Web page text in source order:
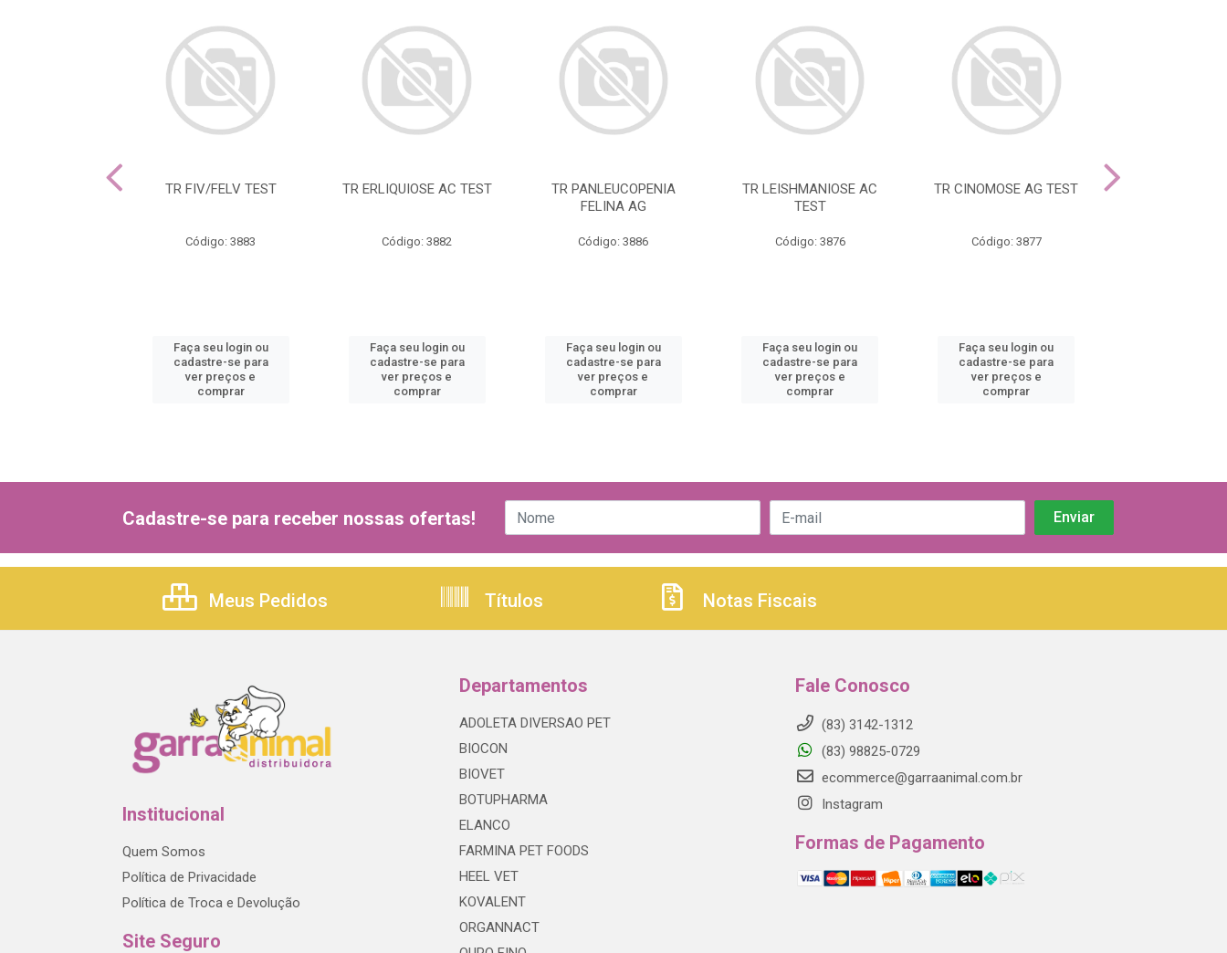
TR FIV/FELV TEST
Código: 3883
Faça seu login ou
cadastre-se para
ver preços e
comprar
TR ERLIQUIOSE AC TEST
Código: 3882
Faça seu login ou
cadastre-se para
ver preços e
comprar
TR PANLEUCOPENIA
FELINA AG
Código: 3886
Faça seu login ou
cadastre-se para
ver preços e
comprar
TR LEISHMANIOSE AC
TEST
Código: 3876
Faça seu login ou
cadastre-se para
ver preços e
comprar
TR CINOMOSE AG TEST
Código: 3877
Faça seu login ou
cadastre-se para
ver preços e
comprar
Cadastre-se para receber nossas ofertas!
Meus Pedidos Títulos Notas Fiscais
Institucional
Quem Somos
Política de Privacidade
Política de Troca e Devolução
Site Seguro
Departamentos
ADOLETA DIVERSAO PET
BIOCON
BIOVET
BOTUPHARMA
ELANCO
FARMINA PET FOODS
HEEL VET
KOVALENT
ORGANNACT
Fale Conosco
(83) 3142-1312
(83) 98825-0729
ecommerce@garraanimal.com.br
Instagram
Formas de Pagamento